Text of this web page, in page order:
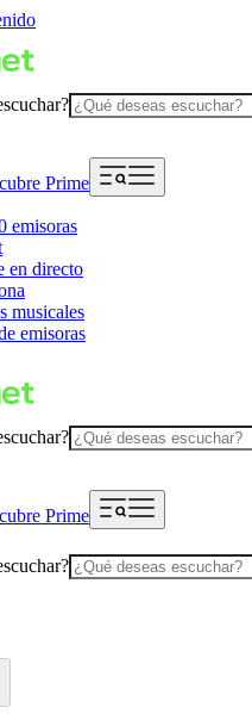
Prime
emisoras
en directo
musicales
emisoras
Prime